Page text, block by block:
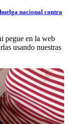
nacional contra
pegue en la web
usando nuestras